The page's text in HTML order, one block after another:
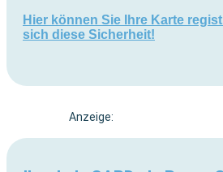
Hier können Sie Ihre Karte
sich diese Sicherheit!
Anzeige: